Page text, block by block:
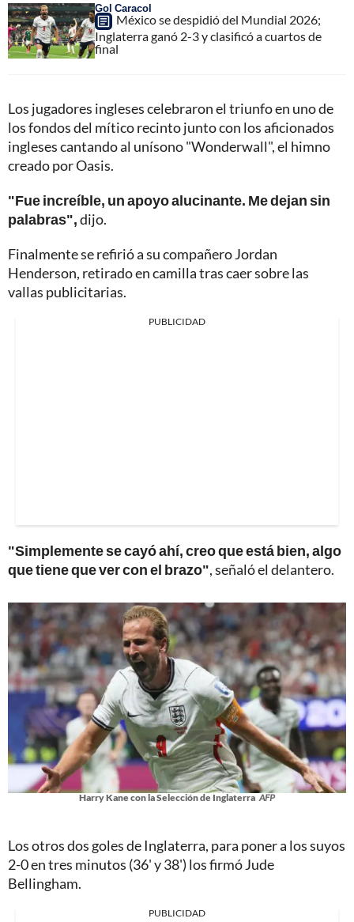
Gol Caracol
México se despidió del Mundial 2026;
Inglaterra ganó 2-3 y clasificó a cuartos de
final
Los jugadores ingleses celebraron el triunfo en uno de
los fondos del mítico recinto junto con los aficionados
ingleses cantando al unísono "Wonderwall", el himno
creado por Oasis.
"Fue increíble, un apoyo alucinante. Me dejan sin
palabras",dijo.
Finalmente se refirió a su compañero Jordan
Henderson, retirado en camilla tras caer sobre las
vallas publicitarias.
PUBLICIDAD
"Simplemente se cayó ahí, creo que está bien, algo
que tiene que ver con el brazo", señaló el delantero.
Harry Kane con la Selección de Inglaterra AFP
Los otros dos goles de Inglaterra, para poner a los suyos
2-0 en tres minutos (36' y 38') los firmó Jude
Bellingham.
PUBLICIDAD